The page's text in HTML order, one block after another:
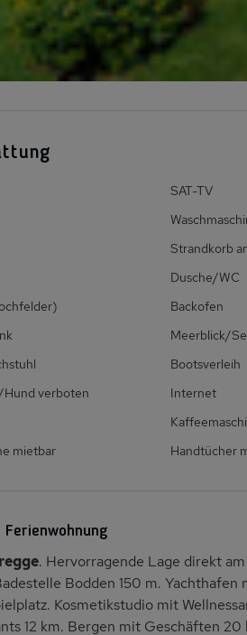
SAT-TV
Strandkorb
Dusche/WC
Backofen
Meerblick/
Bootsverleih
verboten
Internet
mietbar
Handtücher
Ferienwohnung
. Hervorragende Lage direkt
Bodden 150 m.
Kosmetikstudio mit
12 km. Bergen mit Geschäften